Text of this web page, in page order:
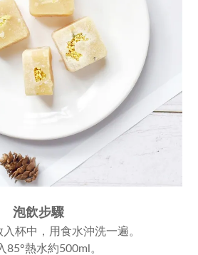
泡飲步驟
杯中，用食水沖洗一遍。
85°熱水約500ml。